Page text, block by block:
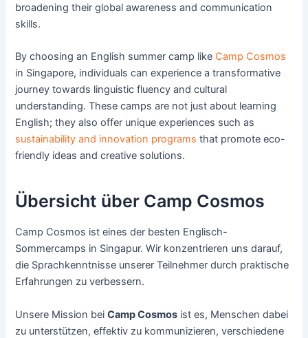
broadening their global awareness and communication
skills.
By choosing an English summer camp like Camp Cosmos
in Singapore, individuals can experience a transformative
journey towards linguistic fluency and cultural
understanding. These camps are not just about learning
English; they also offer unique experiences such as
sustainability and innovation programs that promote eco-
friendly ideas and creative solutions.
Übersicht über Camp Cosmos
Camp Cosmos ist eines der besten Englisch-
Sommercamps in Singapur. Wir konzentrieren uns darauf,
die Sprachkenntnisse unserer Teilnehmer durch praktische
Erfahrungen zu verbessern.
Unsere Mission beiCamp Cosmos ist es, Menschen dabei
zu unterstützen, effektiv zu kommunizieren, verschiedene